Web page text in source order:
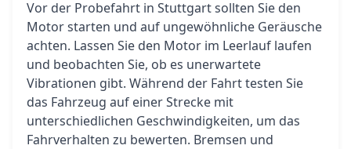
Vor der Probefahrt in Stuttgart sollten Sie den
Motor starten und auf ungewöhnliche Geräusche
achten. Lassen Sie den Motor im Leerlauf laufen
und beobachten Sie, ob es unerwartete
Vibrationen gibt. Während der Fahrt testen Sie
das Fahrzeug auf einer Strecke mit
unterschiedlichen Geschwindigkeiten, um das
Fahrverhalten zu bewerten. Bremsen und